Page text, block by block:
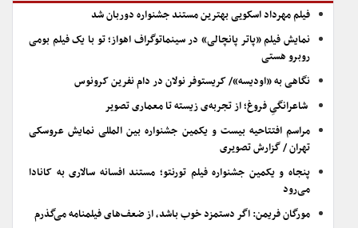
فیلم مهرداد اسکویی بهترین مستند جشنواره دوربان شد
نمایش فیلم «پاتر پانچالی» در سینماتوگراف اهواز؛ تو با یک فیلم بومی
روبرو هستی
نگاهی به «اودیسه»/ کریستوفر نولان در دام نفرین کرونوس
شاعرانگیِ فروغ؛ از تجربه‌ی زیسته تا معماری تصویر
مراسم افتتاحیه بیست و یکمین جشنواره بین المللی نمایش عروسکی
تهران / گزارش تصویری
پنجاه و یکمین جشنواره فیلم تورنتو؛ مستند افسانه سالاری به کانادا
می‌رود
مورگان فریمن: اگر دستمزد خوب باشد، از ضعف‌های فیلمنامه می‌گذرم